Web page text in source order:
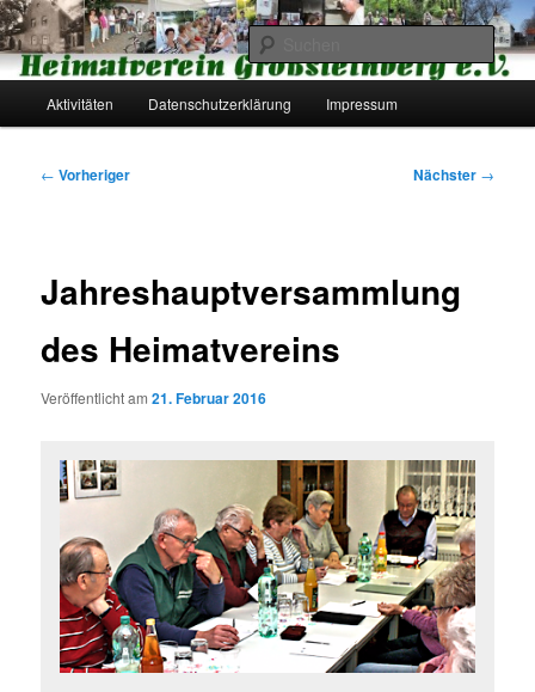
Zum
primären
Inhalt
springenHeimatverein Großsteinberg e.V.
Aktivitäten Datenschutzerklärung Impressum
Beitragsnavigation
← Vorheriger Nächster →
Jahreshauptversammlung
des Heimatvereins
Veröffentlicht am21. Februar 2016